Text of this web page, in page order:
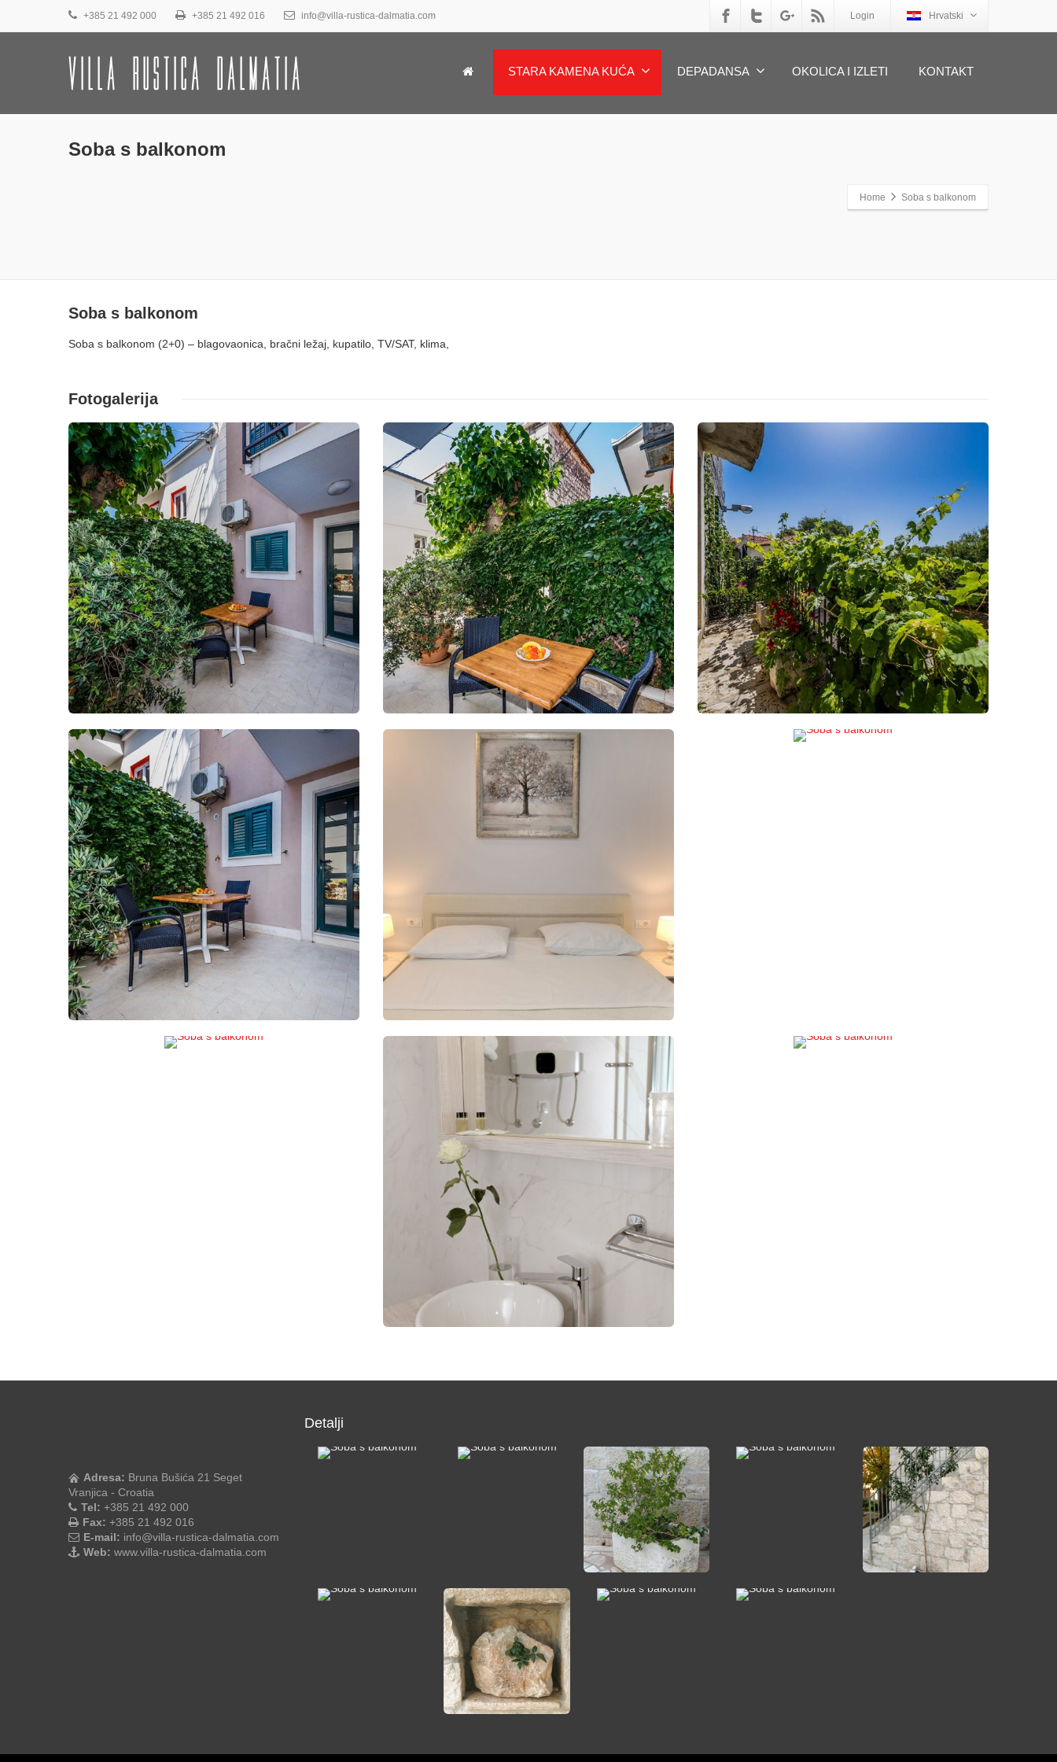
+385 21 492 000 +385 21 492 016 info@villa-rustica-dalmatia.com Login Hrvatski
STARA KAMENA KUĆA DEPADANSA OKOLICA I IZLETI KONTAKT
Soba s balkonom
Home Soba s balkonom
Soba s balkonom
Soba s balkonom (2+0) – blagovaonica, bračni ležaj, kupatilo, TV/SAT, klima,
Fotogalerija
Adresa: Bruna Bušića 21 Seget
Vranjica - Croatia
Tel: +385 21 492 000
Fax: +385 21 492 016
E-mail: info@villa-rustica-dalmatia.com
Web: www.villa-rustica-dalmatia.com
Detalji